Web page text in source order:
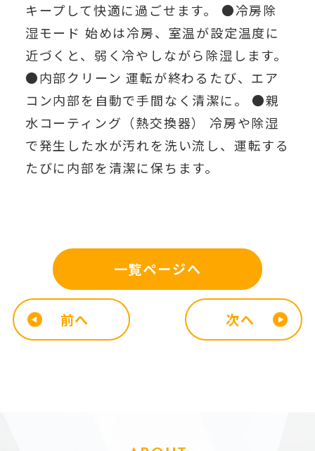
キープして快適に過ごせます。 ●冷房除
湿モード 始めは冷房、室温が設定温度に
近づくと、弱く冷やしながら除湿します。
●内部クリーン 運転が終わるたび、エア
コン内部を自動で手間なく清潔に。 ●親
水コーティング（熱交換器） 冷房や除湿
で発生した水が汚れを洗い流し、運転する
たびに内部を清潔に保ちます。
前へ
一覧ページへ
次へ